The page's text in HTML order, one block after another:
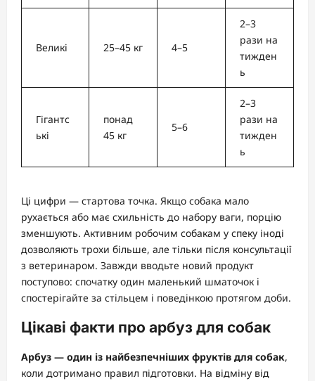
Великі 25–45 кг 4–5
2–3
рази на
тижден
ь
Гігантс
ькі
понад
45 кг
5–6
2–3
рази на
тижден
ь
Ці цифри — стартова точка. Якщо собака мало
рухається або має схильність до набору ваги, порцію
зменшують. Активним робочим собакам у спеку іноді
дозволяють трохи більше, але тільки після консультації
з ветеринаром. Завжди вводьте новий продукт
поступово: спочатку один маленький шматочок і
спостерігайте за стільцем і поведінкою протягом доби.
Цікаві факти про арбуз для собак
Арбуз — один із найбезпечніших фруктів для собак,
коли дотримано правил підготовки. На відміну від